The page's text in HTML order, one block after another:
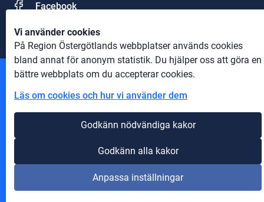
Vi använder cookies
På Region Östergötlands webbplatser används cookies
bland annat för anonym statistik. Du hjälper oss att göra en
bättre webbplats om du accepterar cookies.
Läs om cookies och hur vi använder dem
Godkänn nödvändiga kakor
Godkänn alla kakor
Anpassa inställningar
Facebook
Information om cookies
Om webbplatsen
Tillgänglighet på webbplatsen